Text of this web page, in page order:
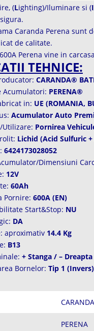
(Lighting)/Iluminare si (I
Caranda Perena sunt
de calitate.
Perena vine in
TEHNICE:
CARANDA®
Acumulatori: PERENA®
in: UE (ROMANIA,
Acumulator Auto
Pornirea
Lichid (Acid Sulfuric
6424173028052
Dimensiuni
12V
60Ah
Pornire: 600A (EN)
Start&Stop: NU
DA
aproximativ 14.4 Kg
B13
+ Stanga / – Dreapta
Bornelor: Tip 1 (Invers)
CARANDA
PERENA